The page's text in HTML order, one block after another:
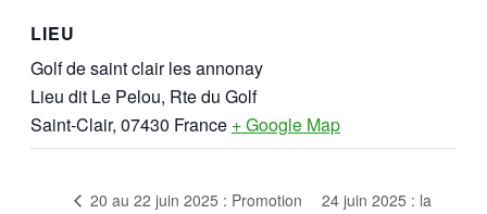
LIEU
Golf de saint clair les annonay
Lieu dit Le Pelou, Rte du Golf
Saint-Clair, 07430 France + Google Map
20 au 22 juin 2025 : Promotion
24 juin 2025 : la